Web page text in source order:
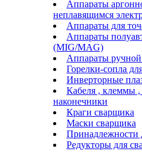
Аппараты
неплавящимся
Аппараты для
Аппараты
(MIG/MAG)
Аппараты
Горелки-сопла
Инверторные
Кабеля , клеммы
наконечники
Краги сварщика
Маски сварщика
Принадлежности
Редукторы для